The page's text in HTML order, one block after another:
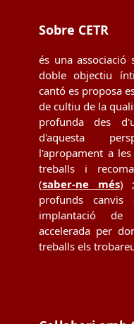
Sobre CETR
és una
doble objectiu
cantó es proposa
de cultiu de la
profunda des
d'aquesta
l'apropament a
treballs i
(saber-ne més)
profunds canvis
implantació de
accelerada per
treballs els